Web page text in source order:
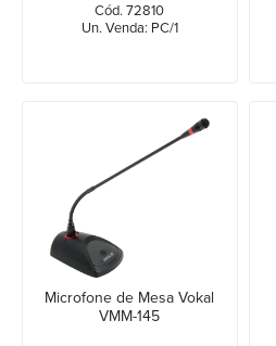
Cód. 72810
Un. Venda: PC/1
Microfone de Mesa Vokal
VMM-145